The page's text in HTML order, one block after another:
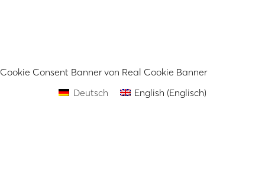
Cookie Consent Banner von Real Cookie Banner
Deutsch
English (Englisch)